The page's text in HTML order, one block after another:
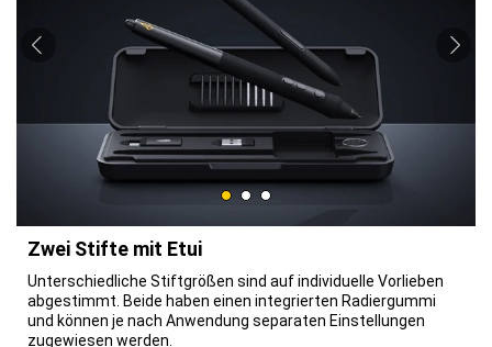
Zwei Stifte mit Etui
Unterschiedliche Stiftgrößen sind auf individuelle Vorlieben
abgestimmt. Beide haben einen integrierten Radiergummi
und können je nach Anwendung separaten Einstellungen
zugewiesen werden.